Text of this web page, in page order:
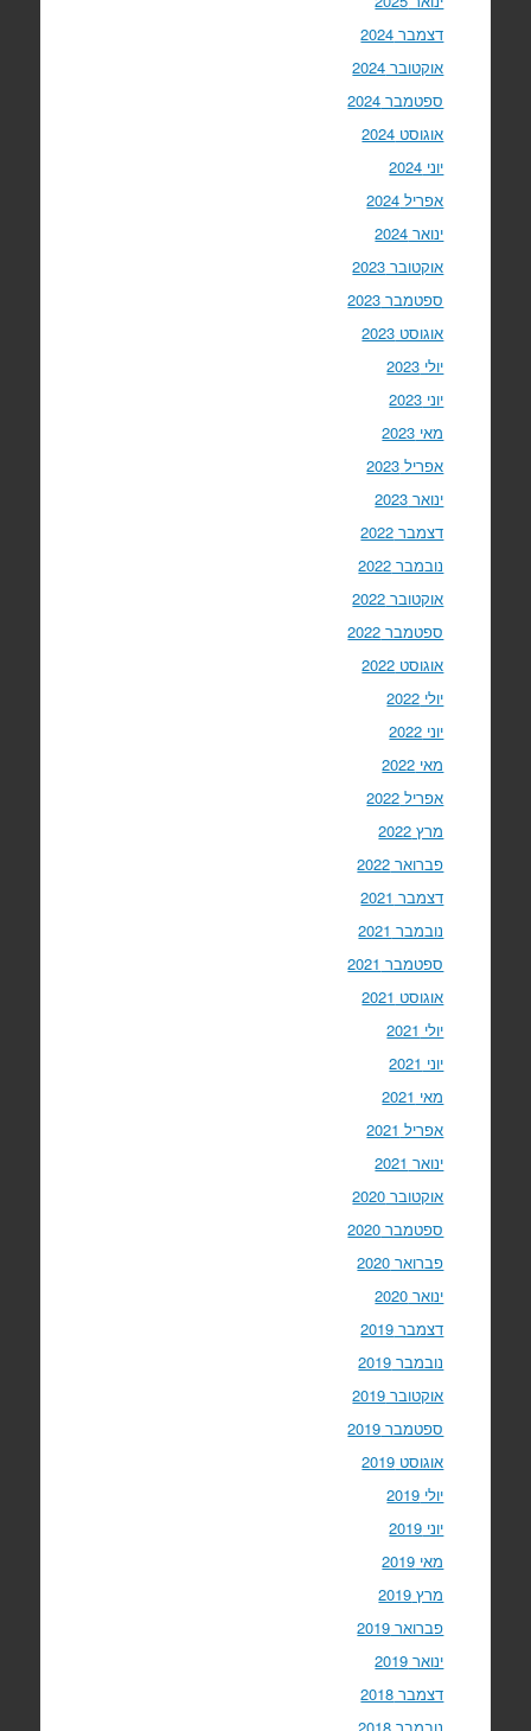
דצמבר 2024
אוקטובר 2024
ספטמבר 2024
אוגוסט 2024
יוני 2024
אפריל 2024
ינואר 2024
אוקטובר 2023
ספטמבר 2023
אוגוסט 2023
יולי 2023
יוני 2023
מאי 2023
אפריל 2023
ינואר 2023
דצמבר 2022
נובמבר 2022
אוקטובר 2022
ספטמבר 2022
אוגוסט 2022
יולי 2022
יוני 2022
מאי 2022
אפריל 2022
מרץ 2022
פברואר 2022
דצמבר 2021
נובמבר 2021
ספטמבר 2021
אוגוסט 2021
יולי 2021
יוני 2021
מאי 2021
אפריל 2021
ינואר 2021
אוקטובר 2020
ספטמבר 2020
פברואר 2020
ינואר 2020
דצמבר 2019
נובמבר 2019
אוקטובר 2019
ספטמבר 2019
אוגוסט 2019
יולי 2019
יוני 2019
מאי 2019
מרץ 2019
פברואר 2019
ינואר 2019
דצמבר 2018